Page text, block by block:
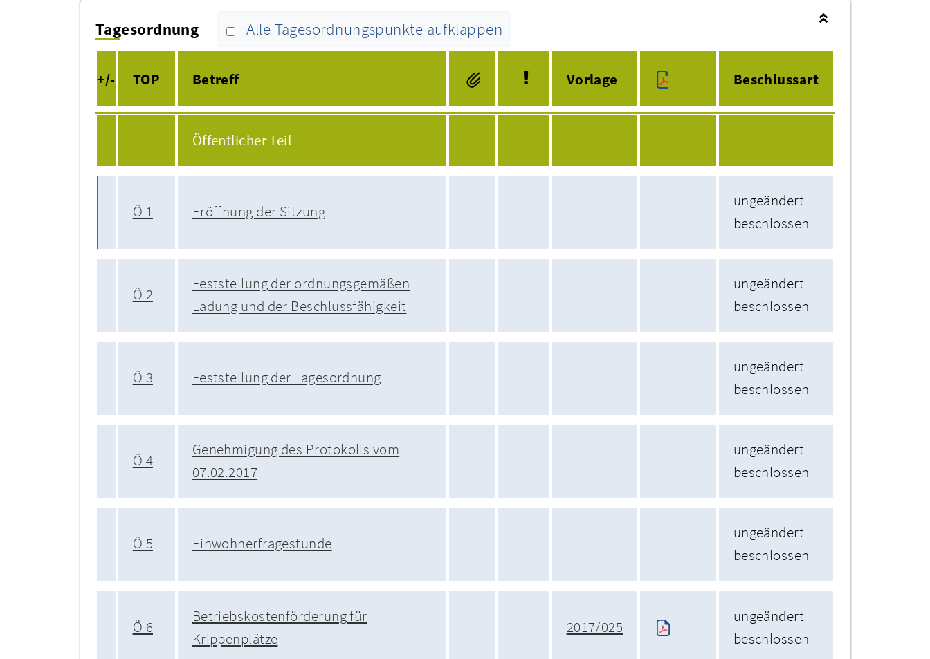
Tagesordnung Alle Tagesordnungspunkte aufklappen
Tagesordnung
+/-
TOP Betreff Vorlage Beschlussart
Öffentlicher Teil
Ö 1 Eröffnung der Sitzung
ungeändert
beschlossen
Ö 2
Feststellung der ordnungsgemäßen
Ladung und der Beschlussfähigkeit
ungeändert
beschlossen
Ö 3 Feststellung der Tagesordnung
ungeändert
beschlossen
Ö 4
Genehmigung des Protokolls vom
07.02.2017
ungeändert
beschlossen
Ö 5 Einwohnerfragestunde
ungeändert
beschlossen
Ö 6
Betriebskostenförderung für
Krippenplätze
2017/025
ungeändert
beschlossen